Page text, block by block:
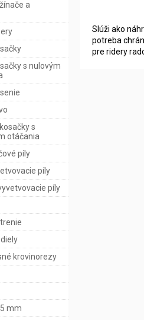
a
s nulovým
s
otáčania
píly
píly
píly
krovinorezy
mm
Slúži ako
potreba
pre ridery